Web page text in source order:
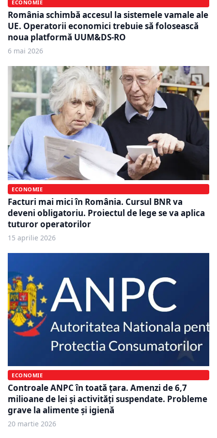
ECONOMIE
România schimbă accesul la sistemele vamale ale
UE. Operatorii economici trebuie să folosească
noua platformă UUM&DS-RO
6 mai 2026
ECONOMIE
Facturi mai mici în România. Cursul BNR va
deveni obligatoriu. Proiectul de lege se va aplica
tuturor operatorilor
15 aprilie 2026
ECONOMIE
Controale ANPC în toată țara. Amenzi de 6,7
milioane de lei și activități suspendate. Probleme
grave la alimente și igienă
20 martie 2026